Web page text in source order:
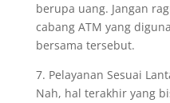
berupa uang. Jangan
cabang ATM yang
bersama tersebut.
7. Pelayanan Sesuai
Nah, hal terakhir yang